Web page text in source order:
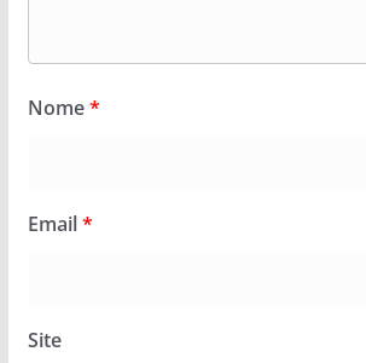
Nome*
Email*
Site